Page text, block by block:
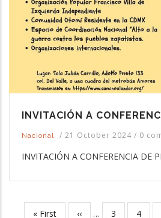
INVITACIÓN A
Nacional / 21 October 2024 / 0
INVITACIÓN A CONFERENCIA DE
First
« First Previous
‹‹ … Page
3 Page
4